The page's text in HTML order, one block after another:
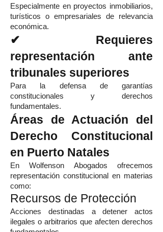
Especialmente en proyectos inmobiliarios,
turísticos o empresariales de relevancia
económica.
✔ Requieres
representación ante
tribunales superiores
Para la defensa de garantías
constitucionales y derechos
fundamentales.
Áreas de Actuación del
Derecho Constitucional
en Puerto Natales
En Wolfenson Abogados ofrecemos
representación constitucional en materias
como:
Recursos de Protección
Acciones destinadas a detener actos
ilegales o arbitrarios que afecten derechos